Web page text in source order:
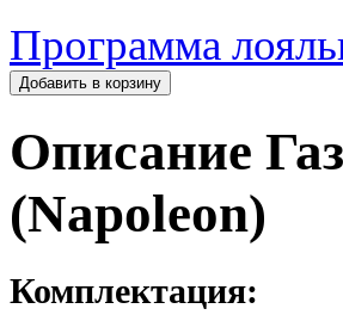
Программа
Добавить в корзину
Описание
(Napoleon)
Комплектация: